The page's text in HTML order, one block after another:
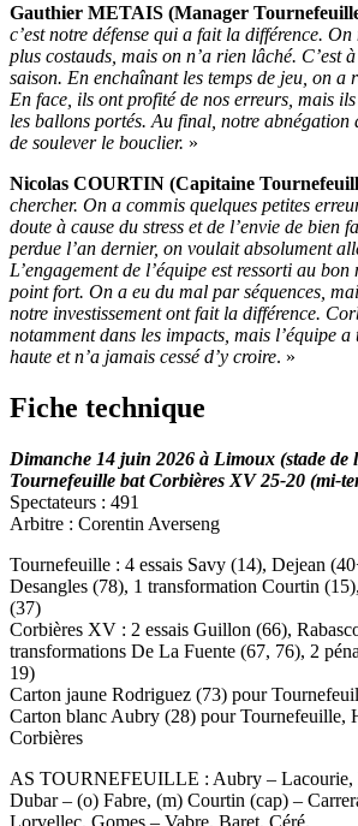
Gauthier METAIS (Manager
c’est notre défense qui a fait la différence. On
plus costauds, mais on n’a rien lâché. C’est
saison. En enchaînant les temps de jeu, on a
En face, ils ont profité de nos erreurs, mais
les ballons portés. Au final, notre abnégation
de soulever le bouclier. »
Nicolas COURTIN (Capitaine
chercher. On a commis quelques petites
doute à cause du stress et de l’envie de bien
perdue l’an dernier, on voulait absolument
L’engagement de l’équipe est ressorti au bon
point fort. On a eu du mal par séquences,
notre investissement ont fait la différence.
notamment dans les impacts, mais l’équipe
haute et n’a jamais cessé d’y croire. »
Fiche technique
Dimanche 14 juin 2026 à Limoux (stade de
Tournefeuille bat Corbières XV 25-20 (mi-
Spectateurs : 491
Arbitre : Corentin Averseng
Tournefeuille : 4 essais Savy (14), Dejean
Desangles (78), 1 transformation Courtin
(37)
Corbières XV : 2 essais Guillon (66),
transformations De La Fuente (67, 76), 2
19)
Carton jaune Rodriguez (73) pour
Carton blanc Aubry (28) pour Tournefeuille,
Corbières
AS TOURNEFEUILLE : Aubry – Lacourie,
Dubar – (o) Fabre, (m) Courtin (cap) –
Lorvellec, Gomes – Vabre, Baret, Céré.